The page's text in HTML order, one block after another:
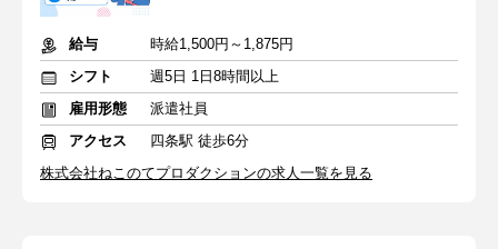
給与
時給1,500円～1,875円
シフト
週5日 1日8時間以上
雇用形態
派遣社員
アクセス
四条駅 徒歩6分
株式会社ねこのてプロダクションの求人一覧を見る